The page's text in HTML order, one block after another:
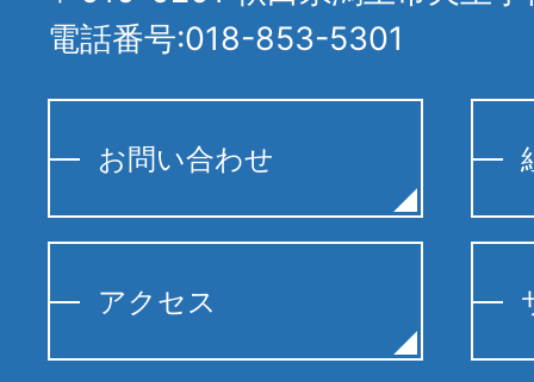
電話番号:018-853-5301
お問い合わせ
アクセス